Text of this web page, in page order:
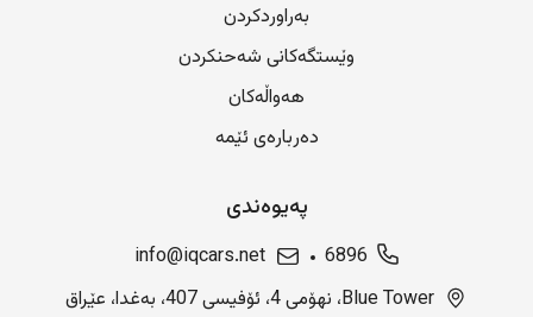
بەراوردکردن
وێستگەکانی شەحنکردن
هەواڵەکان
دەربارەی ئێمە
پەیوەندی
6896
info@iqcars.net
Blue Tower، نهۆمی 4، ئۆفیسی 407، بەغدا، عێراق